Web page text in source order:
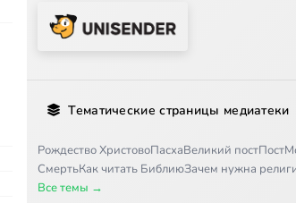
Тематические страницы медиатеки
Рождество ХристовоПасхаВеликий постПост
СмертьКак читать БиблиюЗачем нужна
Все темы →